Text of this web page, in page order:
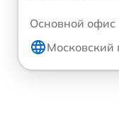
Основной офис
Московский